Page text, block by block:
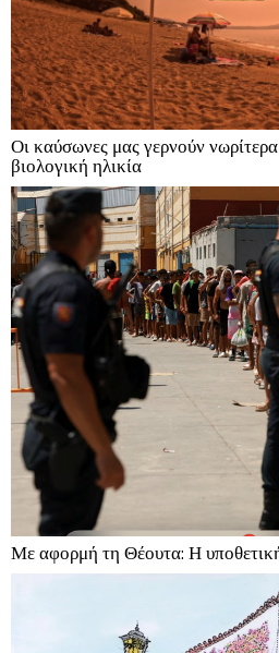
Οι καύσωνες μας γερνούν
βιολογική ηλικία
Με αφορμή τη Θέουτα: Η